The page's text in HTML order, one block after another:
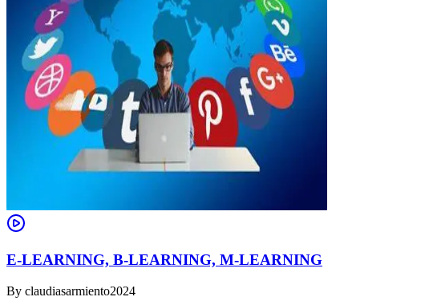
E-LEARNING, B-LEARNING, M-LEARNING
By claudiasarmiento2024